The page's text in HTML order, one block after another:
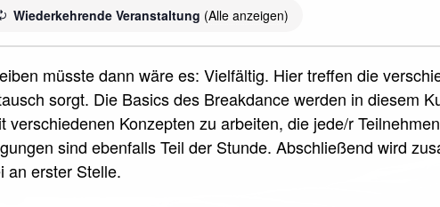
Wiederkehrende Veranstaltung (Alle anzeigen)
müsste dann wäre es: Vielfältig. Hier treffen die
sorgt. Die Basics des Breakdance werden in diesem
Konzepten zu arbeiten, die jede/r
sind ebenfalls Teil der Stunde. Abschließend wird
an erster Stelle.